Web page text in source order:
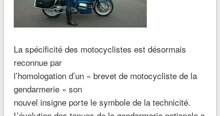
La spécificité des motocyclistes est désormais
reconnue par
l’homologation d’un « brevet de motocycliste de la
gendarmerie » son
nouvel insigne porte le symbole de la technicité.